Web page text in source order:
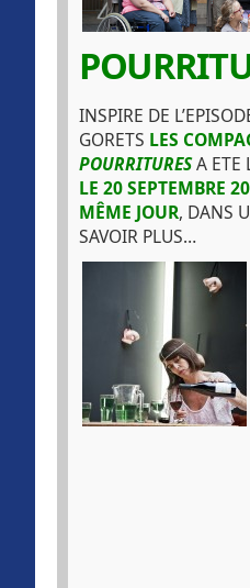
INSPIRE DE
GORETS LES
POURRITURESA ETE
LE 20 SEPTEMBRE
MÊME JOUR, DANS
SAVOIR PLUS…